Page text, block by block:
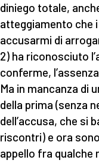
diniego totale,
atteggiamento che
accusarmi di
2) ha riconosciuto
conferme,
Ma in mancanza di
della prima (senza
dell’accusa, che si
riscontri) e ora
appello fra qualche